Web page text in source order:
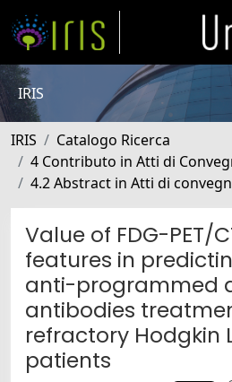
IRIS
IRIS
Catalogo Ricerca
4 Contributo in Atti di
4.2 Abstract in Atti di
Value of FDG-PET/
features in
anti-programmed
antibodies
refractory Hodgkin
patients